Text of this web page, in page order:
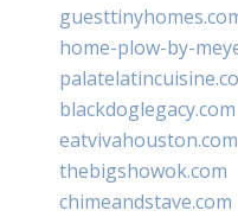
home-plow-by-
blackdoglegacy.com
eatvivahouston.com
thebigshowok.com
chimeandstave.com